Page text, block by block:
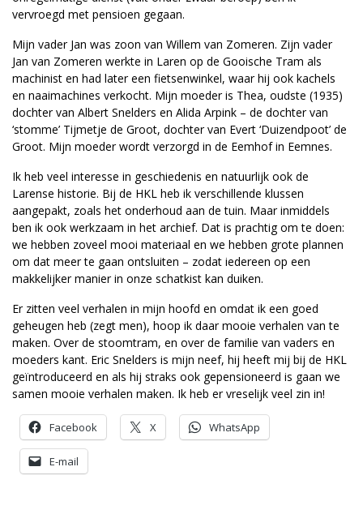
vervroegd met pensioen gegaan.
Mijn vader Jan was zoon van Willem van Zomeren. Zijn vader
Jan van Zomeren werkte in Laren op de Gooische Tram als
machinist en had later een fietsenwinkel, waar hij ook kachels
en naaimachines verkocht. Mijn moeder is Thea, oudste (1935)
dochter van Albert Snelders en Alida Arpink – de dochter van
‘stomme’ Tijmetje de Groot, dochter van Evert ‘Duizendpoot’ de
Groot. Mijn moeder wordt verzorgd in de Eemhof in Eemnes.
Ik heb veel interesse in geschiedenis en natuurlijk ook de
Larense historie. Bij de HKL heb ik verschillende klussen
aangepakt, zoals het onderhoud aan de tuin. Maar inmiddels
ben ik ook werkzaam in het archief. Dat is prachtig om te doen:
we hebben zoveel mooi materiaal en we hebben grote plannen
om dat meer te gaan ontsluiten – zodat iedereen op een
makkelijker manier in onze schatkist kan duiken.
Er zitten veel verhalen in mijn hoofd en omdat ik een goed
geheugen heb (zegt men), hoop ik daar mooie verhalen van te
maken. Over de stoomtram, en over de familie van vaders en
moeders kant. Eric Snelders is mijn neef, hij heeft mij bij de HKL
geïntroduceerd en als hij straks ook gepensioneerd is gaan we
samen mooie verhalen maken. Ik heb er vreselijk veel zin in!
Facebook X WhatsApp
E-mail